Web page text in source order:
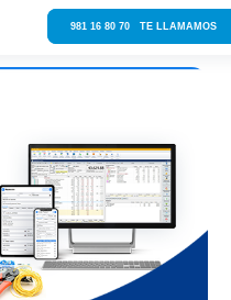
981 16 80 70 TE LLAMAMOS